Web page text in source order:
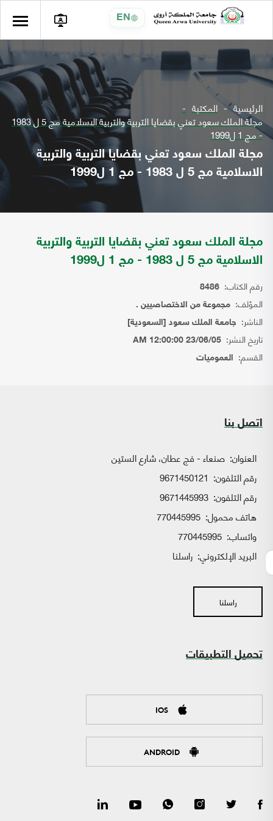
EN
الرئيسية المكتبة
مجلة الملك سعود تعني بقضايا التربية والتربية الاسلامية مج 5 ل 1983
- مج 1 ل1999
مجلة الملك سعود تعني بقضايا التربية والتربية
الاسلامية مج 5 ل 1983 - مج 1 ل1999
مجلة الملك سعود تعني بقضايا التربية والتربية
الاسلامية مج 5 ل 1983 - مج 1 ل1999
رقم الكتاب: 8486
المؤلف: مجموعة من الاختصاصيين .
الناشر: جامعة الملك سعود [السعودية]
تاريخ النشر: 23/06/05 12:00:00 AM
القسم: العموميات
اتصل بنا
العنوان: صنعاء - فج عطان، شارع الستين
رقم التلفون: 9671450121
رقم التلفون: 9671445993
هاتف محمول: 770445995
واتساب:
البريد الإلكتروني: راسلنا
راسلنا
تحميل التطبيقات
IOS
ANDROID